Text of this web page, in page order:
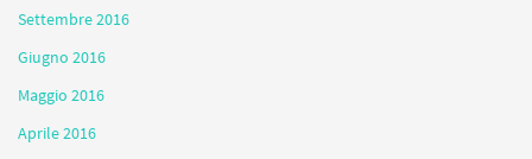
Settembre 2016
Giugno 2016
Maggio 2016
Aprile 2016